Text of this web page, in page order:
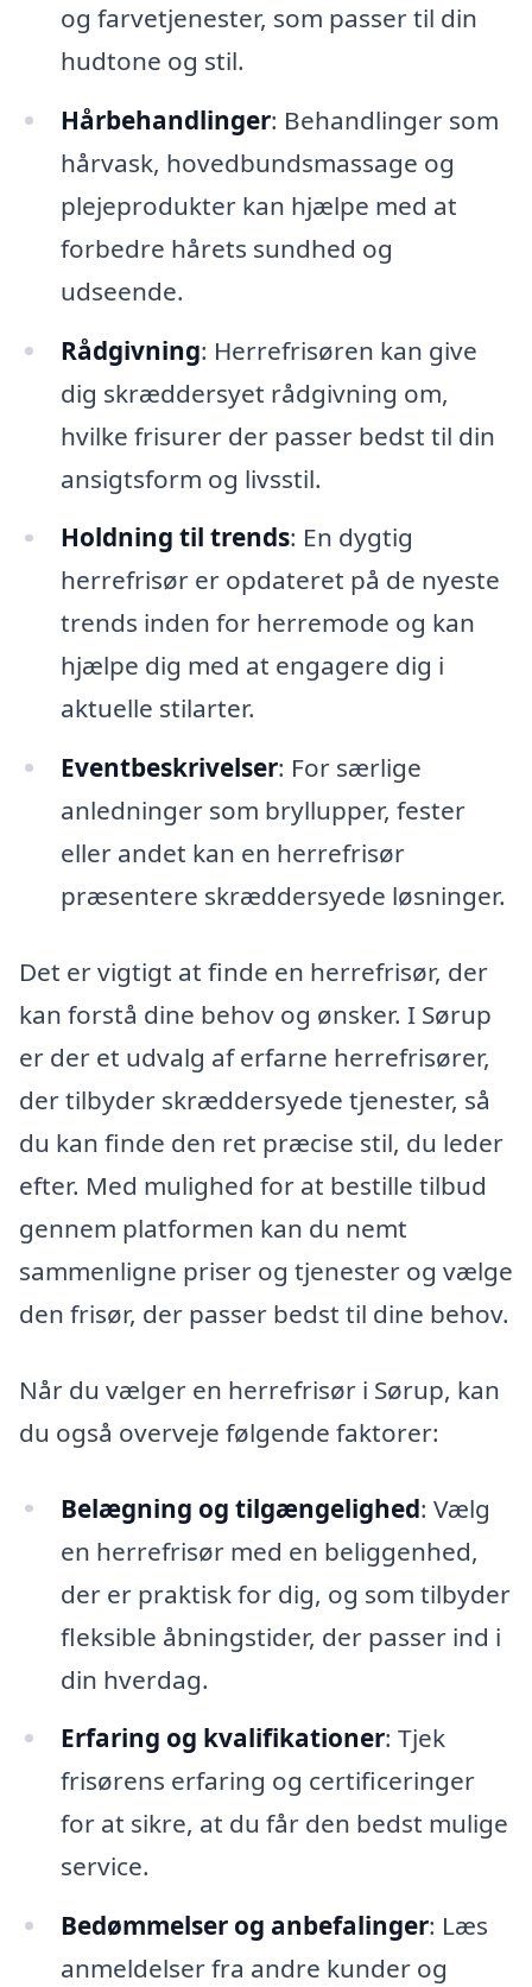
og farvetjenester, som passer til din
hudtone og stil.
Hårbehandlinger: Behandlinger som
hårvask, hovedbundsmassage og
plejeprodukter kan hjælpe med at
forbedre hårets sundhed og
udseende.
Rådgivning: Herrefrisøren kan give
dig skræddersyet rådgivning om,
hvilke frisurer der passer bedst til din
ansigtsform og livsstil.
Holdning til trends: En dygtig
herrefrisør er opdateret på de nyeste
trends inden for herremode og kan
hjælpe dig med at engagere dig i
aktuelle stilarter.
Eventbeskrivelser: For særlige
anledninger som bryllupper, fester
eller andet kan en herrefrisør
præsentere skræddersyede løsninger.
Det er vigtigt at finde en herrefrisør, der
kan forstå dine behov og ønsker. I Sørup
er der et udvalg af erfarne herrefrisører,
der tilbyder skræddersyede tjenester, så
du kan finde den ret præcise stil, du leder
efter. Med mulighed for at bestille tilbud
gennem platformen kan du nemt
sammenligne priser og tjenester og vælge
den frisør, der passer bedst til dine behov.
Når du vælger en herrefrisør i Sørup, kan
du også overveje følgende faktorer:
Belægning og tilgængelighed: Vælg
en herrefrisør med en beliggenhed,
der er praktisk for dig, og som tilbyder
fleksible åbningstider, der passer ind i
din hverdag.
Erfaring og kvalifikationer: Tjek
frisørens erfaring og certificeringer
for at sikre, at du får den bedst mulige
service.
Bedømmelser og anbefalinger: Læs
anmeldelser fra andre kunder og